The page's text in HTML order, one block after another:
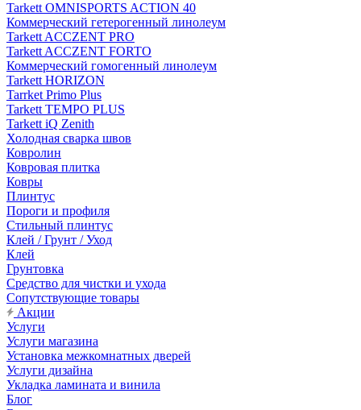
Tarkett OMNISPORTS ACTION 40
Коммерческий гетерогенный линолеум
Tarkett ACCZENT PRO
Tarkett ACCZENT FORTO
Коммерческий гомогенный линолеум
Tarkett HORIZON
Tarrket Primo Plus
Tarkett TEMPO PLUS
Tarkett iQ Zenith
Холодная сварка швов
Ковролин
Ковровая плитка
Ковры
Плинтус
Пороги и профиля
Стильный плинтус
Клей / Грунт / Уход
Клей
Грунтовка
Средство для чистки и ухода
Сопутствующие товары
Акции
Услуги
Услуги магазина
Установка межкомнатных дверей
Услуги дизайна
Укладка ламината и винила
Блог